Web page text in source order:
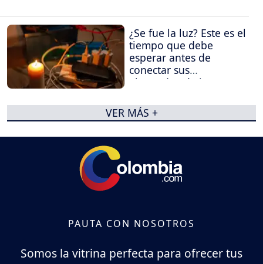
¿Se fue la luz? Este es el
tiempo que debe
esperar antes de
conectar sus
electrodomésticos
VER MÁS +
PAUTA CON NOSOTROS
Somos la vitrina perfecta para ofrecer tus